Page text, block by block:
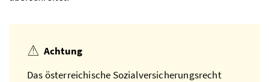
Achtung
Das österreichische Sozialversicherungsrecht